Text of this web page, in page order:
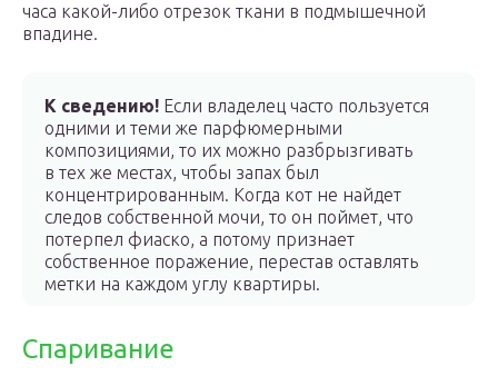
часа какой-либо отрезок ткани в подмышечной
впадине.
К сведению! Если владелец часто пользуется
одними и теми же парфюмерными
композициями, то их можно разбрызгивать
в тех же местах, чтобы запах был
концентрированным. Когда кот не найдет
следов собственной мочи, то он поймет, что
потерпел фиаско, а потому признает
собственное поражение, перестав оставлять
метки на каждом углу квартиры.
Спаривание